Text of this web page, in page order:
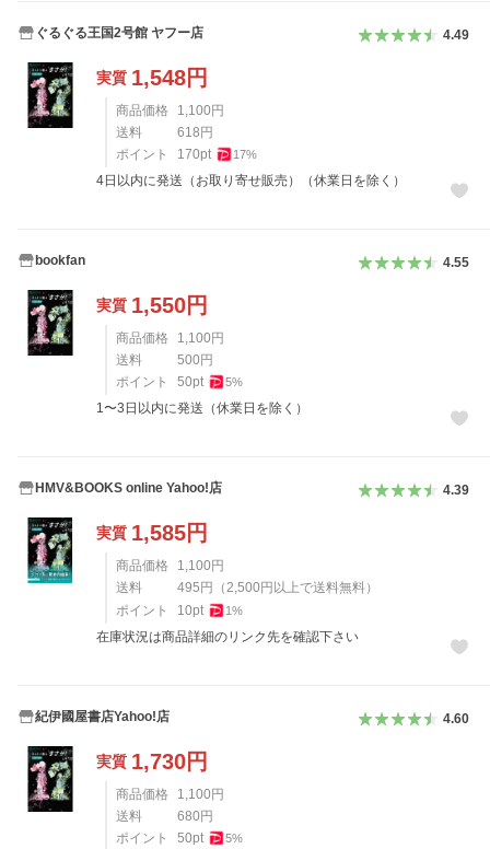
ぐるぐる王国2号館 ヤフー店 4.49
実質 1,548円
商品価格 1,100 円
送料
618 円
ポイント
170pt 17%
4日以内に発送（お取り寄せ販売）（休業日を除く）
bookfan 4.55
実質 1,550円
商品価格 1,100 円
送料
500 円
ポイント
50pt 5%
1〜3日以内に発送（休業日を除く）
HMV&BOOKS online Yahoo!店 4.39
実質 1,585円
商品価格 1,100 円
送料
495 円 （2,500 円以上で送料無料）
ポイント
10pt 1%
在庫状況は商品詳細のリンク先を確認下さい
紀伊國屋書店Yahoo!店 4.60
実質 1,730円
商品価格 1,100 円
送料
680 円
ポイント
50pt 5%